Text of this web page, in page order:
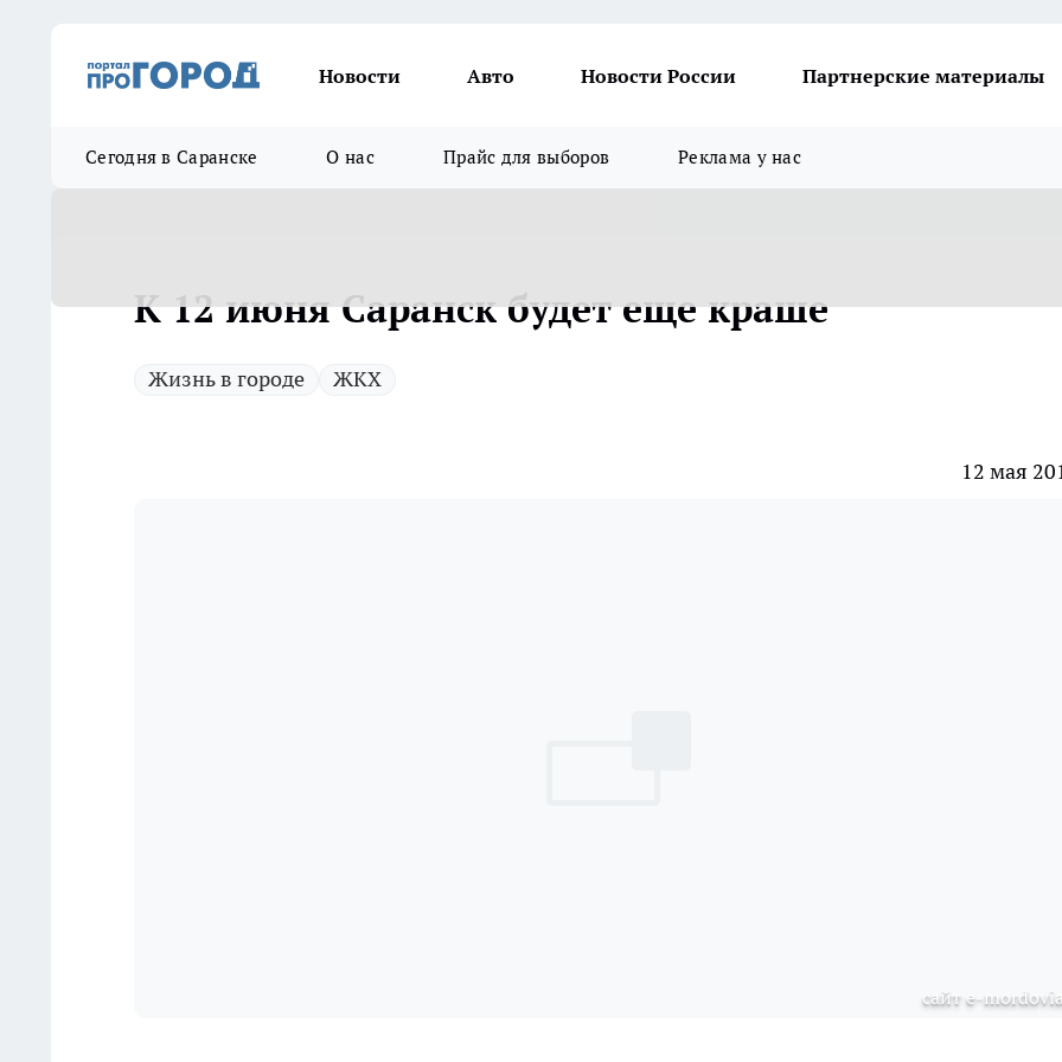
Новости Авто Новости России Партнерские материалы
Сегодня в Саранске О нас Прайс для выборов Реклама у нас
К 12 июня Саранск будет еще краше
Жизнь в городе ЖКХ
12 мая
сайт e-